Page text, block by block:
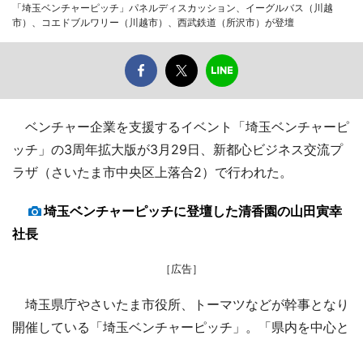
「埼玉ベンチャーピッチ」パネルディスカッション、イーグルバス（川越
市）、コエドブルワリー（川越市）、西武鉄道（所沢市）が登壇
ベンチャー企業を支援するイベント「埼玉ベンチャーピ
ッチ」の3周年拡大版が3月29日、新都心ビジネス交流プ
ラザ（さいたま市中央区上落合2）で行われた。
埼玉ベンチャーピッチに登壇した清香園の山田寅幸
社長
［広告］
埼玉県庁やさいたま市役所、トーマツなどが幹事となり
開催している「埼玉ベンチャーピッチ」。「県内を中心と